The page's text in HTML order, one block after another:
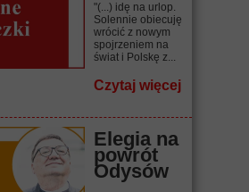
"(...) idę na urlop.
Solennie obiecuję
wrócić z nowym
spojrzeniem na
świat i Polskę z...
Czytaj więcej
Elegia na
powrót
Odysów